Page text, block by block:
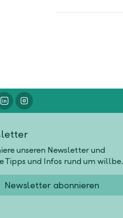
unseren Newsletter und
Tipps und Infos rund um willbe.
Newsletter abonnieren